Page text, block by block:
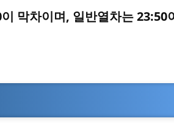
막차이며, 일반열차는 23:50